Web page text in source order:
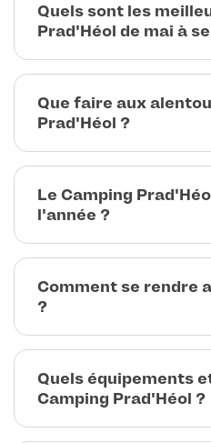
Quels sont les
Prad'Héol de mai à
Que faire aux
Prad'Héol ?
Le Camping
l'année ?
Comment se rendre
?
Quels équipements
Camping Prad'Héol ?